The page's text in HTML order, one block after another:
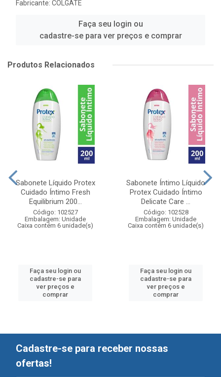
Fabricante: COLGATE
Faça seu login ou
cadastre-se para ver preços e comprar
Produtos Relacionados
Sabonete Líquido Protex
Cuidado Íntimo Fresh
Equilibrium 200...
Código: 102527
Embalagem: Unidade
Caixa contém 6 unidade(s)
Faça seu login ou
cadastre-se para
ver preços e
comprar
Sabonete Íntimo Líquido
Protex Cuidado Íntimo
Delicate Care ...
Código: 102528
Embalagem: Unidade
Caixa contém 6 unidade(s)
Faça seu login ou
cadastre-se para
ver preços e
comprar
Cadastre-se para receber nossas
ofertas!